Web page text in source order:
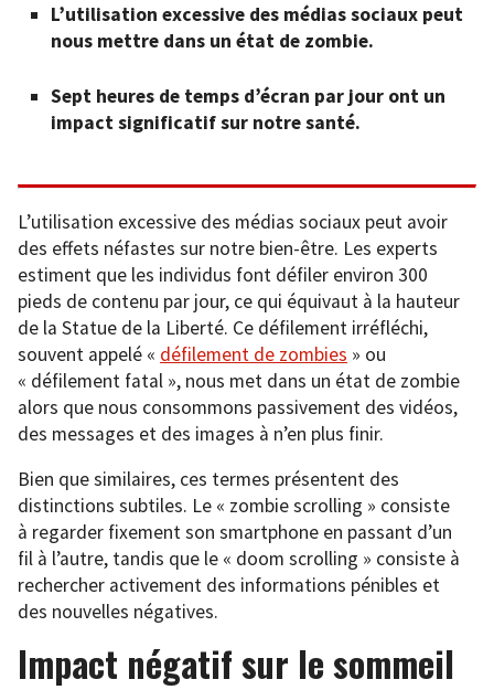
L’utilisation excessive des médias sociaux peut
nous mettre dans un état de zombie.
Sept heures de temps d’écran par jour ont un
impact significatif sur notre santé.
L’utilisation excessive des médias sociaux peut avoir
des effets néfastes sur notre bien-être. Les experts
estiment que les individus font défiler environ 300
pieds de contenu par jour, ce qui équivaut à la hauteur
de la Statue de la Liberté. Ce défilement irréfléchi,
souvent appelé « défilement de zombies » ou
« défilement fatal », nous met dans un état de zombie
alors que nous consommons passivement des vidéos,
des messages et des images à n’en plus finir.
Bien que similaires, ces termes présentent des
distinctions subtiles. Le « zombie scrolling » consiste
à regarder fixement son smartphone en passant d’un
fil à l’autre, tandis que le « doom scrolling » consiste à
rechercher activement des informations pénibles et
des nouvelles négatives.
Impact négatif sur le sommeil